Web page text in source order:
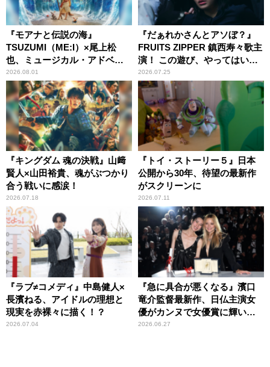
『モアナと伝説の海』
TSUZUMI（ME:I）×尾上松
也、ミュージカル・アドベン
チャーで美声を響かせる
2026.08.01
『だぁれかさんとアソぼ？』
FRUITS ZIPPER 鎮西寿々歌主
演！ この遊び、やってはいけ
ません。
2026.07.25
『キングダム 魂の決戦』山﨑
賢人×山田裕貴、魂がぶつかり
合う戦いに感涙！
2026.07.18
『トイ・ストーリー５』日本
公開から30年、待望の最新作
がスクリーンに
2026.07.11
『ラブ≠コメディ』中島健人×
長濱ねる、アイドルの理想と
現実を赤裸々に描く！？
2026.07.04
『急に具合が悪くなる』濱口
竜介監督最新作、日仏主演女
優がカンヌで女優賞に輝いた
話題作
2026.06.27